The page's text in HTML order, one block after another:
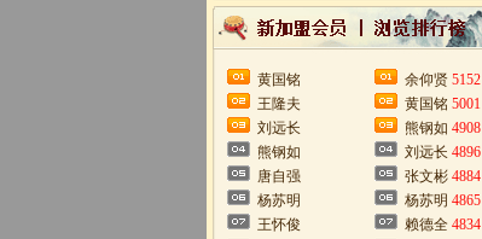
黄国铭
王隆夫
刘远长
熊钢如
唐自强
杨苏明
王怀俊
余仰贤 5152
黄国铭 5001
熊钢如 4908
刘远长 4896
张文彬 4884
杨苏明 4865
赖德全 4834